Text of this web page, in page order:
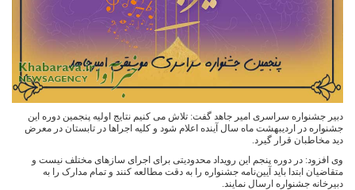
دبیر جشنواره سراسری امیر جاهد گفت: تلاش می کنیم نتایج اولیه پنجمین دوره این
جشنواره در اردیبهشت ماه سال آینده اعلام شود و کلیه اجراها در تابستان در معرض
دید مخاطبان قرار گیرد.
وی افزود: در دوره پنجم این رویداد محدودیتی برای اجرای سازهای مختلف نیست و
متقاضیان ابتدا باید آیین‌نامه جشنواره را به‌ دقت مطالعه کنند و تمام مدارک را به
دبیرخانه جشنواره ارسال نمایند.